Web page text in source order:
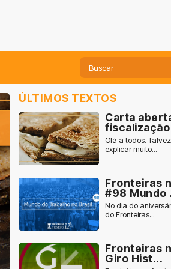
ÚLTIMOS TEXTOS
Carta
fiscalização
Olá a todos.
explicar muito...
Fronteiras
#98 Mundo
No dia do
do Fronteiras...
Fronteiras
Giro Hist...